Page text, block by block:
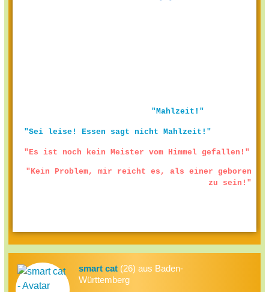
"Mahlzeit!"
"Sei leise! Essen sagt nicht Mahlzeit!"
"Es ist noch kein Meister vom Himmel gefallen!"
"Kein Problem, mir reicht es, als einer geboren
zu sein!"
smart cat (26) aus Baden-
Württemberg